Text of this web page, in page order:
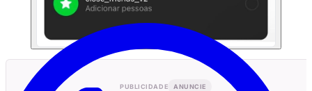
PUBLICIDADE ANUNCIE